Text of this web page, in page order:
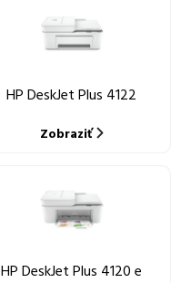
HP DeskJet Plus 4122
Zobraziť
HP DeskJet Plus 4120 e